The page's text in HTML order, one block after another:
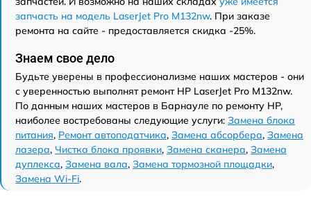
запчасть на модель LaserJet Pro M132nw. При заказе
ремонта на сайте - предоставляется скидка -25%.
Знаем свое дело
Будьте уверены в профессионализме наших мастеров - они
с уверенностью выполнят ремонт HP LaserJet Pro M132nw.
По данным наших мастеров в Барнауле по ремонту HP,
наиболее востребованы следующие услуги: Замена блока
питания, Ремонт автоподатчика, Замена абсорбера, Замена
лазера, Чистка блока проявки, Замена сканера, Замена
дуплекса, Замена вала, Замена тормозной площадки,
Замена Wi-Fi.